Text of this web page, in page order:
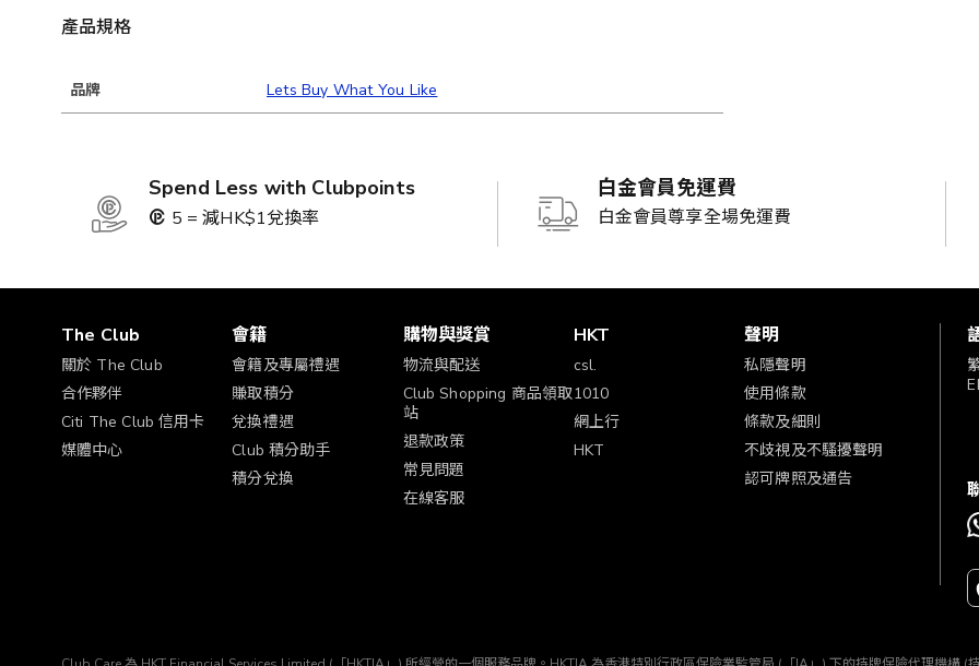
產品規格
品牌 Lets Buy What You Like
Spend Less with Clubpoints
5 = 減HK$1兌換率
白金會員免運費
白金會員尊享全場免運費
The Club
關於 The Club
合作夥伴
Citi The Club 信用卡
媒體中心
會籍
會籍及專屬禮遇
賺取積分
兌換禮遇
Club 積分助手
積分兌換
購物與獎賞
物流與配送
Club Shopping 商品領取
站
退款政策
常見問題
在線客服
HKT
csl.
1010
網上行
HKT
聲明
私隱聲明
使用條款
條款及細則
不歧視及不騷擾聲明
認可牌照及通告